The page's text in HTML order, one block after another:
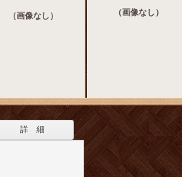
（画像なし） （画像なし）
詳 細